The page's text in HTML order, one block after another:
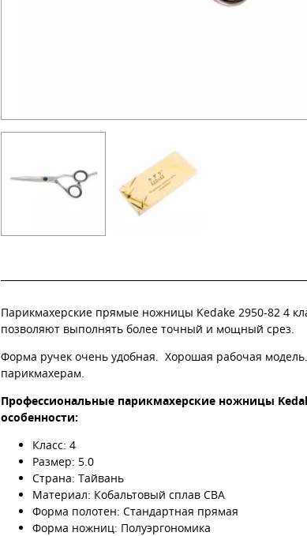
Парикмахерские прямые ножницы Kedake 2950-82 4
позволяют выполнять более точный и мощный срез.
Форма ручек очень удобная. Хорошая рабочая
парикмахерам.
Профессиональные парикмахерские ножницы
особенности:
Класс: 4
Размер: 5.0
Страна: Тайвань
Материал: Кобальтовый сплав CBA
Форма полотен: Стандартная прямая
Форма ножниц: Полуэргономика